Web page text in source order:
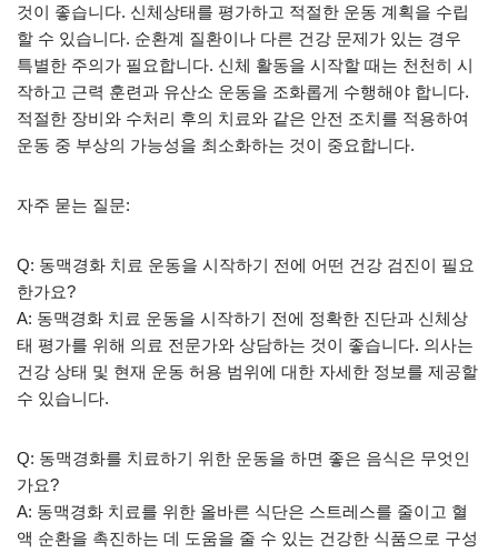
것이 좋습니다. 신체상태를 평가하고 적절한 운동 계획을 수립
할 수 있습니다. 순환계 질환이나 다른 건강 문제가 있는 경우
특별한 주의가 필요합니다. 신체 활동을 시작할 때는 천천히 시
작하고 근력 훈련과 유산소 운동을 조화롭게 수행해야 합니다.
적절한 장비와 수처리 후의 치료와 같은 안전 조치를 적용하여
운동 중 부상의 가능성을 최소화하는 것이 중요합니다.
자주 묻는 질문:
Q: 동맥경화 치료 운동을 시작하기 전에 어떤 건강 검진이 필요
한가요?
A: 동맥경화 치료 운동을 시작하기 전에 정확한 진단과 신체상
태 평가를 위해 의료 전문가와 상담하는 것이 좋습니다. 의사는
건강 상태 및 현재 운동 허용 범위에 대한 자세한 정보를 제공할
수 있습니다.
Q: 동맥경화를 치료하기 위한 운동을 하면 좋은 음식은 무엇인
가요?
A: 동맥경화 치료를 위한 올바른 식단은 스트레스를 줄이고 혈
액 순환을 촉진하는 데 도움을 줄 수 있는 건강한 식품으로 구성